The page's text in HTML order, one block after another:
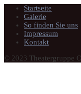
Startseite
Galerie
So finden Sie uns
Impressum
Kontakt
© 2023 Theatergruppe